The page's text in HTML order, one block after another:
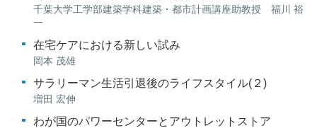
千葉大学工学部建築学科建築・都市計画講座助教授 福川 裕
一
在宅ケアにおける新しい試み
岡本 茂雄
サラリーマン生活引退後のライフスタイル(２)
増田 宏伸
わが国のパワーセンターとアウトレットストア